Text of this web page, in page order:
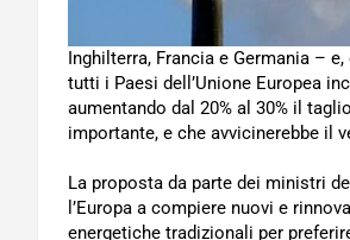
Inghilterra, Francia e Germania –
tutti i Paesi dell’Unione Europea
aumentando dal 20% al 30% il
importante, e che avvicinerebbe il
La proposta da parte dei ministri
l’Europa a compiere nuovi e
energetiche tradizionali per